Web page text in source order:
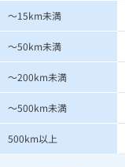
～15km未満
～50km未満
～200km未満
～500km未満
500km以上